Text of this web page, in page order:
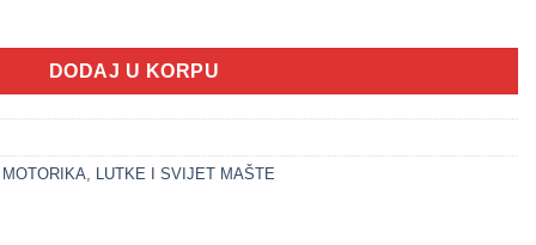
knjiga (LITTLE STARS) količina
DODAJ U KORPU
MOTORIKA, LUTKE I SVIJET MAŠTE